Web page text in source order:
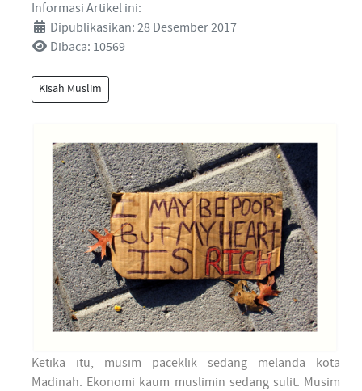
Informasi Artikel ini:
Dipublikasikan: 28 Desember 2017
Dibaca: 10569
Kisah Muslim
Ketika itu, musim paceklik sedang melanda kota
Madinah. Ekonomi kaum muslimin sedang sulit. Musim